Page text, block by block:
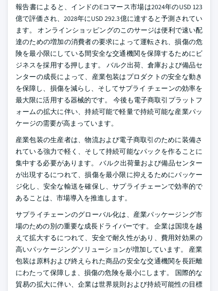
報告書によると、インドのEコマース市場は2024年のUSD 123
億で評価され、2028年にUSD 292.3億に達すると予測されてい
ます。 オンラインショッピングのこのサージは便利で速い配
達のための増加の消費者の要求によって運転され、損傷の危
険を最小限にしている間安全な交通機関を保障するためにビ
ジネスを採用する押します。 バルク出荷、倉庫および備品セ
ンターの成長によって、産業包装はプロダクトの安全な動き
を保障し、損傷を減らし、そしてサプライ チェーンの効率を
最大限に活用する器械的です。 今後も電子商取引プラットフ
ォームの拡大に伴い、持続可能で軽量で持続可能な産業パッ
ケージの需要が高まっています。
産業包装の生産者は、物流および電子商取引のために装備さ
れている強力で軽く、そして持続可能なパックを作ることに
集中する必要があります。 バルク出荷量および備品センター
が出現するにつれて、損傷を最小限に抑えるためにパッケー
ジ化し、安全な輸送を確保し、サプライチェーンで効率的で
あることは、市場導入を推進します。
サプライチェーンのグローバル化は、産業パッケージング市
場のための別の重要な成長ドライバーです。 企業は国境を越
えて拡大するにつれて、安全で耐久性があり、費用対効果の
高いパッケージングソリューションが増加しています。 産業
包装は原料および終えられた商品の安全な交通機関を長距離
にわたって保障しま、損傷の危険を最小にします。 国際的な
貿易の拡大に伴い、企業は世界規則および持続可能性の目標